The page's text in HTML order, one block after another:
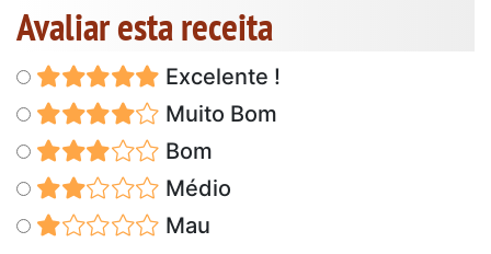
Avaliar esta receita
Excelente !
Muito Bom
Bom
Médio
Mau